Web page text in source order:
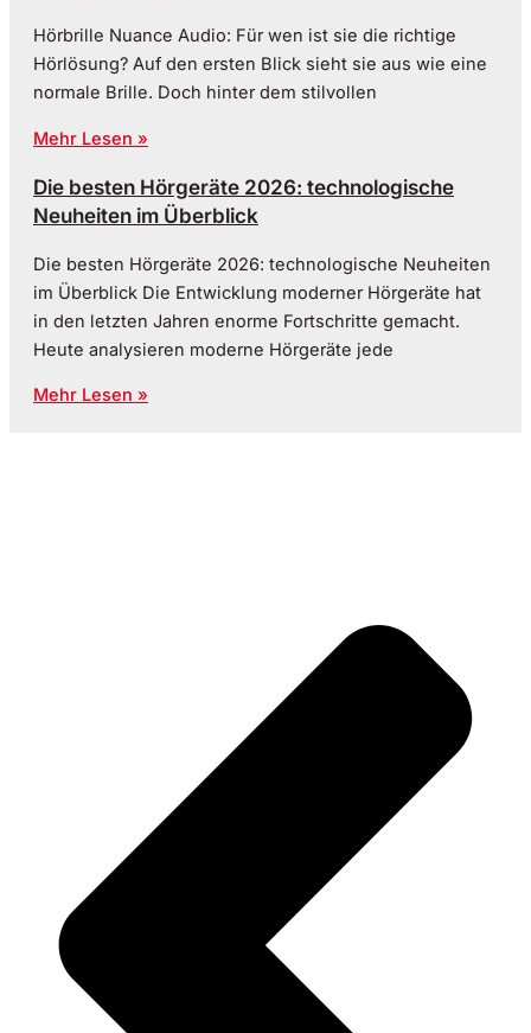
Hörbrille Nuance Audio: Für wen ist sie die richtige
Hörlösung? Auf den ersten Blick sieht sie aus wie eine
normale Brille. Doch hinter dem stilvollen
Mehr Lesen »
Die besten Hörgeräte 2026: technologische
Neuheiten im Überblick
Die besten Hörgeräte 2026: technologische Neuheiten
im Überblick Die Entwicklung moderner Hörgeräte hat
in den letzten Jahren enorme Fortschritte gemacht.
Heute analysieren moderne Hörgeräte jede
Mehr Lesen »